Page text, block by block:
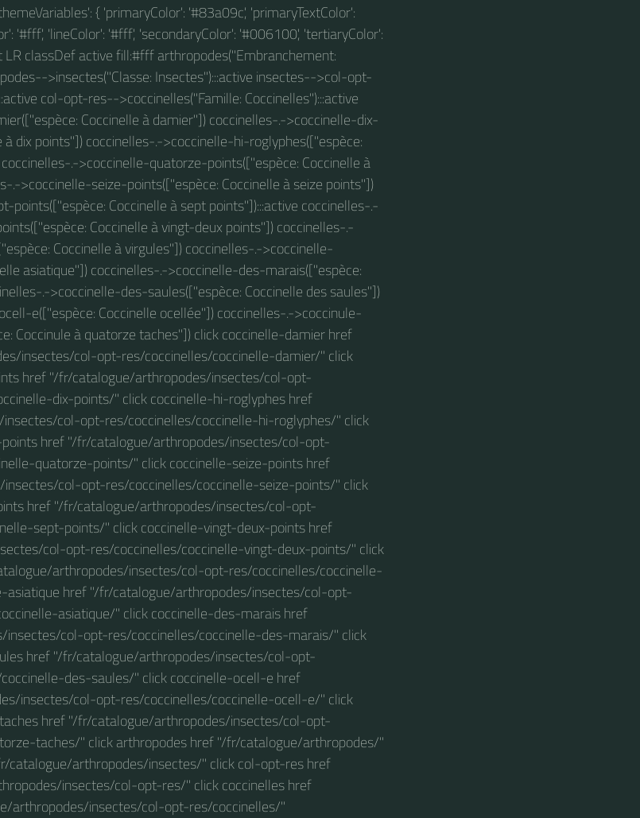
{ 'primaryColor': '#83a09c', 'primaryTextColor':
'#fff', 'lineColor': '#fff', 'secondaryColor': '#006100', 'tertiaryColor':
LR classDef active fill:#fff arthropodes("Embranchement:
>insectes("Classe: Insectes"):::active insectes-->col-opt-
col-opt-res-->coccinelles("Famille: Coccinelles"):::active
Coccinelle à damier"]) coccinelles-.->coccinelle-dix-
à dix points"]) coccinelles-.->coccinelle-hi-roglyphes(["espèce:
.->coccinelle-quatorze-points(["espèce: Coccinelle à
.->coccinelle-seize-points(["espèce: Coccinelle à seize points"])
points(["espèce: Coccinelle à sept points"]):::active coccinelles-.-
Coccinelle à vingt-deux points"]) coccinelles-.-
Coccinelle à virgules"]) coccinelles-.->coccinelle-
asiatique"]) coccinelles-.->coccinelle-des-marais(["espèce:
.->coccinelle-des-saules(["espèce: Coccinelle des saules"])
e(["espèce: Coccinelle ocellée"]) coccinelles-.->coccinule-
Coccinule à quatorze taches"]) click coccinelle-damier href
insectes/col-opt-res/coccinelles/coccinelle-damier/" click
href "/fr/catalogue/arthropodes/insectes/col-opt-
dix-points/" click coccinelle-hi-roglyphes href
col-opt-res/coccinelles/coccinelle-hi-roglyphes/" click
href "/fr/catalogue/arthropodes/insectes/col-opt-
quatorze-points/" click coccinelle-seize-points href
col-opt-res/coccinelles/coccinelle-seize-points/" click
href "/fr/catalogue/arthropodes/insectes/col-opt-
sept-points/" click coccinelle-vingt-deux-points href
col-opt-res/coccinelles/coccinelle-vingt-deux-points/" click
arthropodes/insectes/col-opt-res/coccinelles/coccinelle-
asiatique href "/fr/catalogue/arthropodes/insectes/col-opt-
asiatique/" click coccinelle-des-marais href
col-opt-res/coccinelles/coccinelle-des-marais/" click
href "/fr/catalogue/arthropodes/insectes/col-opt-
des-saules/" click coccinelle-ocell-e href
insectes/col-opt-res/coccinelles/coccinelle-ocell-e/" click
href "/fr/catalogue/arthropodes/insectes/col-opt-
taches/" click arthropodes href "/fr/catalogue/arthropodes/"
catalogue/arthropodes/insectes/" click col-opt-res href
insectes/col-opt-res/" click coccinelles href
arthropodes/insectes/col-opt-res/coccinelles/"